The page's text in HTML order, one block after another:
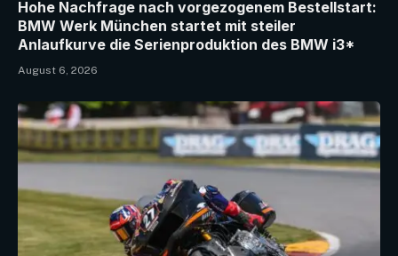
Hohe Nachfrage nach vorgezogenem Bestellstart:
BMW Werk München startet mit steiler
Anlaufkurve die Serienproduktion des BMW i3*
August 6, 2026